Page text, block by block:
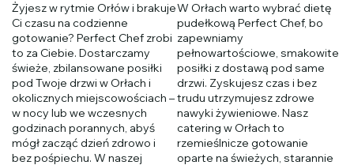
Żyjesz w rytmie Orłów i brakuje
Ci czasu na codzienne
gotowanie? Perfect Chef zrobi
to za Ciebie. Dostarczamy
świeże, zbilansowane posiłki
pod Twoje drzwi w Orłach i
okolicznych miejscowościach –
w nocy lub we wczesnych
godzinach porannych, abyś
mógł zacząć dzień zdrowo i
bez pośpiechu. W naszej
W Orłach warto wybrać dietę
pudełkową Perfect Chef, bo
zapewniamy
pełnowartościowe, smakowite
posiłki z dostawą pod same
drzwi. Zyskujesz czas i bez
trudu utrzymujesz zdrowe
nawyki żywieniowe. Nasz
catering w Orłach to
rzemieślnicze gotowanie
oparte na świeżych, starannie